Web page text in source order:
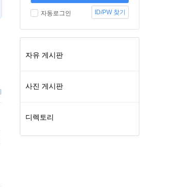
자동로그인 ID/PW 찾기
자유 게시판
사진 게시판
디렉토리